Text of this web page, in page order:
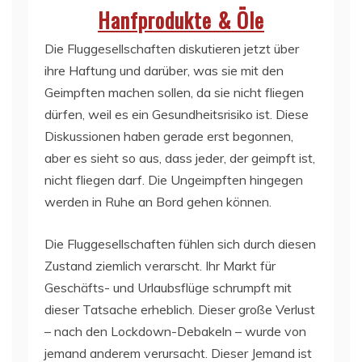
Hanfprodukte & Öle
Die Fluggesellschaften diskutieren jetzt über
ihre Haftung und darüber, was sie mit den
Geimpften machen sollen, da sie nicht fliegen
dürfen, weil es ein Gesundheitsrisiko ist. Diese
Diskussionen haben gerade erst begonnen,
aber es sieht so aus, dass jeder, der geimpft ist,
nicht fliegen darf. Die Ungeimpften hingegen
werden in Ruhe an Bord gehen können.
Die Fluggesellschaften fühlen sich durch diesen
Zustand ziemlich verarscht. Ihr Markt für
Geschäfts- und Urlaubsflüge schrumpft mit
dieser Tatsache erheblich. Dieser große Verlust
– nach den Lockdown-Debakeln – wurde von
jemand anderem verursacht. Dieser Jemand ist